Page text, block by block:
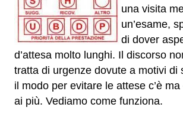
una visita
un’esame,
di dover
d’attesa molto lunghi. Il discorso
tratta di urgenze dovute a motivi di
il modo per evitare le attese c’è
ai più. Vediamo come funziona.